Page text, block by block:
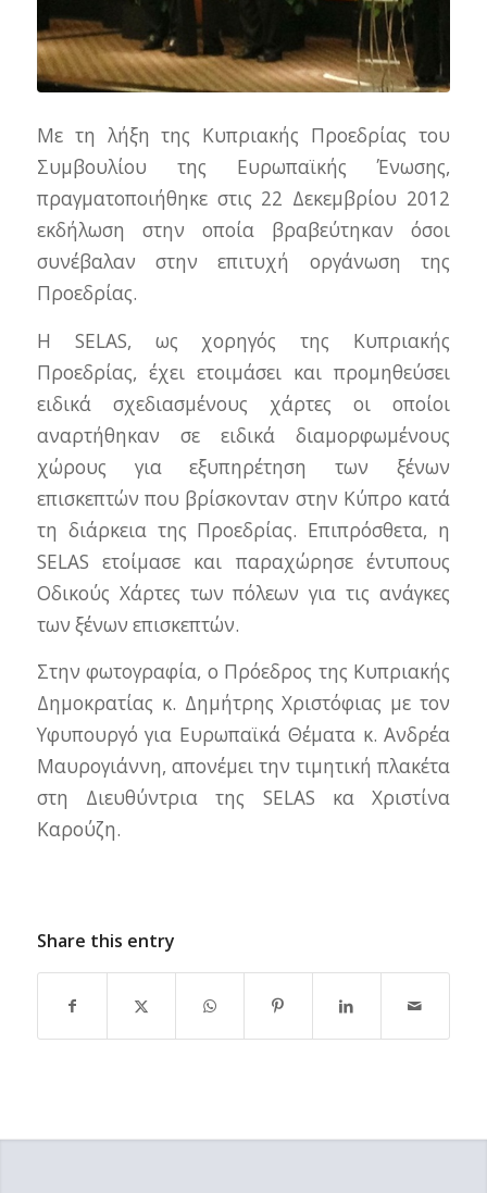
Με τη λήξη της Κυπριακής Προεδρίας του
Συμβουλίου της Ευρωπαϊκής Ένωσης,
πραγματοποιήθηκε στις 22 Δεκεμβρίου 2012
εκδήλωση στην οποία βραβεύτηκαν όσοι
συνέβαλαν στην επιτυχή οργάνωση της
Προεδρίας.
Η SELAS, ως χορηγός της Κυπριακής
Προεδρίας, έχει ετοιμάσει και προμηθεύσει
ειδικά σχεδιασμένους χάρτες οι οποίοι
αναρτήθηκαν σε ειδικά διαμορφωμένους
χώρους για εξυπηρέτηση των ξένων
επισκεπτών που βρίσκονταν στην Κύπρο κατά
τη διάρκεια της Προεδρίας. Επιπρόσθετα, η
SELAS ετοίμασε και παραχώρησε έντυπους
Οδικούς Χάρτες των πόλεων για τις ανάγκες
των ξένων επισκεπτών.
Στην φωτογραφία, ο Πρόεδρος της Κυπριακής
Δημοκρατίας κ. Δημήτρης Χριστόφιας με τον
Υφυπουργό για Ευρωπαϊκά Θέματα κ. Ανδρέα
Μαυρογιάννη, απονέμει την τιμητική πλακέτα
στη Διευθύντρια της SELAS κα Χριστίνα
Καρούζη.
Share this entry